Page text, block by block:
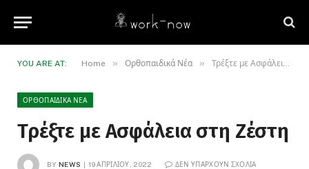
YOU ARE AT: Home » Ορθοπαιδικά Νέα » Τρέξτε με Ασφάλεια στη Ζέστη
ΟΡΘΟΠΑΙΔΙΚΆ ΝΈΑ
Τρέξτε με Ασφάλεια στη Ζέστη
BY NEWS 19 ΑΠΡΙΛΊΟΥ, 2022 ΔΕΝ ΥΠΆΡΧΟΥΝ ΣΧΌΛΙΑ